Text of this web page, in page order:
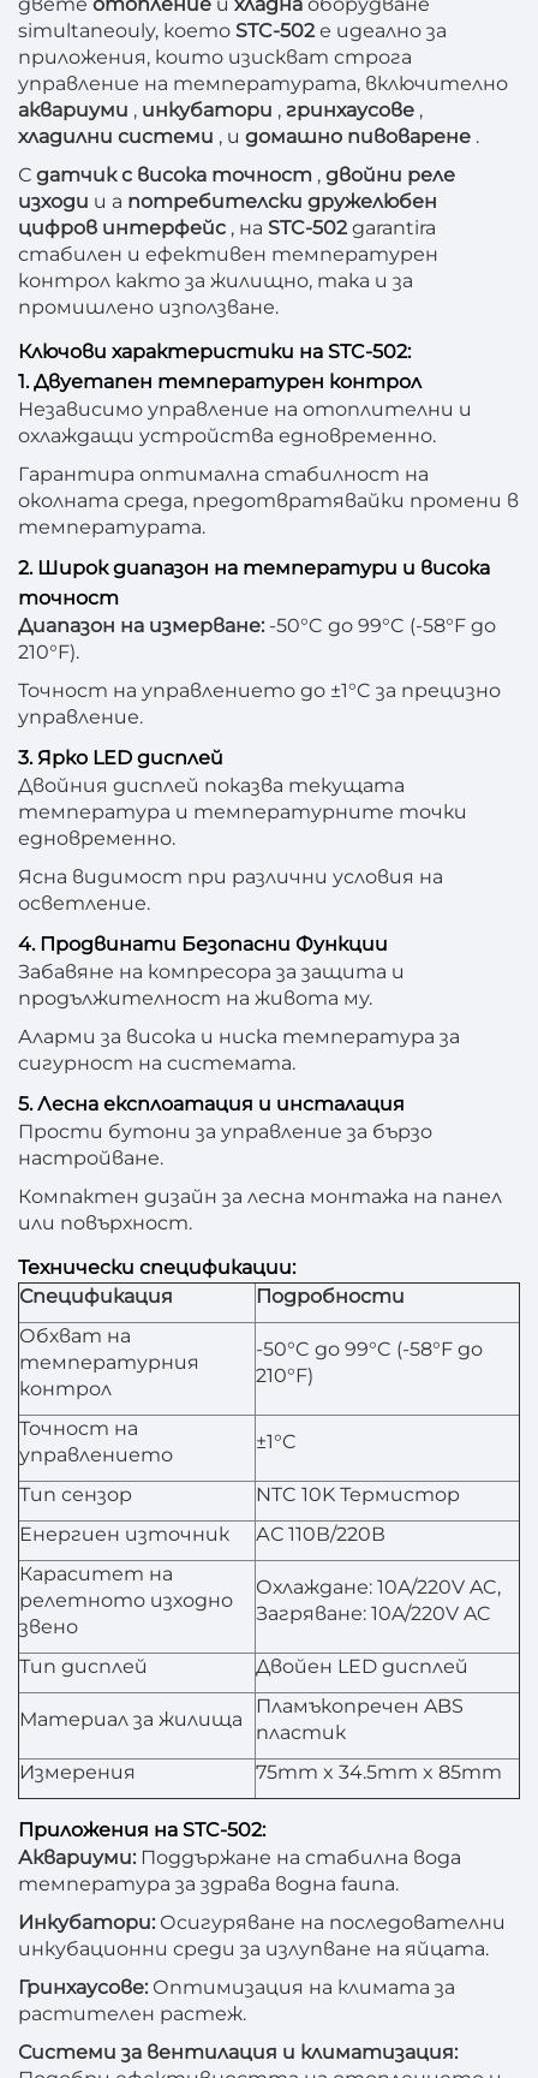
simultaneouly, което STC-502е идеално за
приложения, които изискват строга
управление на температурата, включително
аквариуми , инкубатори , гринхаусове ,
хладилни системи , и домашно пивоварене .
С датчик с висока точност , двойни реле
изходи и а потребителски дружелюбен
цифров интерфейс , на STC-502garantira
стабилен и ефективен температурен
контрол както за жилищно, така и за
промишлено използване.
Ключови характеристики на STC-502:
1. Двуетапен температурен контрол
Независимо управление на отоплителни и
охлаждащи устройства едновременно.
Гарантира оптимална стабилност на
околната среда, предотвратявайки промени в
температурата.
2. Широк диапазон на температури и висока
точност
Диапазон на измерване: -50°C до 99°C (-58°F до
210°F).
Точност на управлението до ±1°C за прецизно
управление.
3. Ярко LED дисплей
Двойния дисплей показва текущата
температура и температурните точки
едновременно.
Ясна видимост при различни условия на
осветление.
4. Продвинати Безопасни Функции
Забавяне на компресора за защита и
продължителност на живота му.
Аларми за висока и ниска температура за
сигурност на системата.
5. Лесна експлоатация и инсталация
Прости бутони за управление за бързо
настройване.
Компактен дизайн за лесна монтажа на панел
или повърхност.
Технически спецификации:
Спецификация
Подробности
Обхват на
температурния
контрол
-50°C до 99°C (-58°F до
210°F)
Точност на
управлението
±1°C
Тип сензор
NTC 10K Термистор
Енергиен източник
АС 110В/220В
Кapacитет на
релетното изходно
звено
Охлаждане: 10A/220V AC,
Загряване: 10A/220V AC
Тип дисплей Двойен LED дисплей
Материал за жилища
Пламъкопречен ABS
пластик
Измерения
75mm x 34.5mm x 85mm
Приложения на STC-502:
Аквариуми: Поддържане на стабилна вода
температура за здрава водна fauna.
Инкубатори: Осигуряване на последователни
инкубационни среди за излупване на яйцата.
Гринхаусове: Оптимизация на климата за
растителен растеж.
Системи за вентилация и климатизация: